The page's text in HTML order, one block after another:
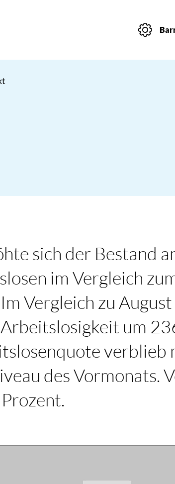
sich der Bestand
im Vergleich
Vergleich zu
um
verblieb
des Vormonats.